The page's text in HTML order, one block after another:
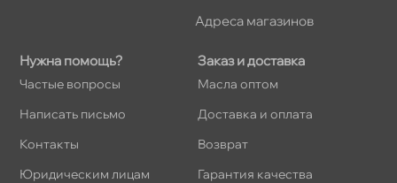
Нужна помощь?
Частые вопросы
Написать письмо
Контакты
Юридическим лицам
Заказ и доставка
Масла оптом
Доставка и оплата
озврат
Гарантия качества
Адреса магазино